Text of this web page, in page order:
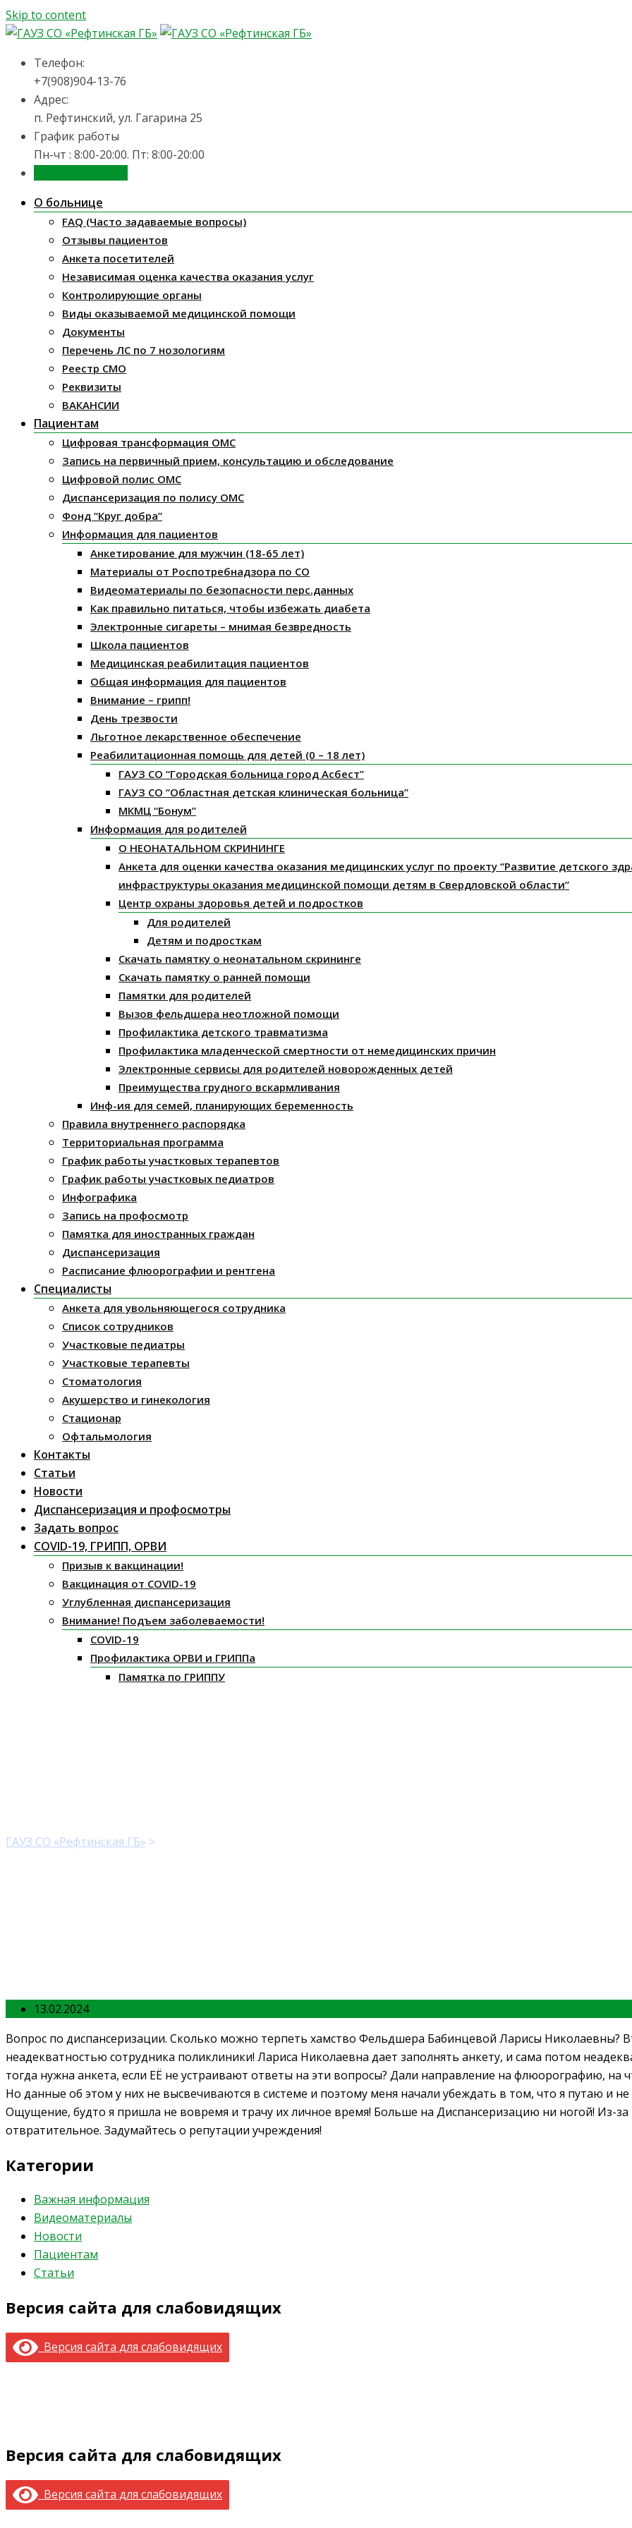
Skip to content
Телефон:
+7(908)904-13-76
Адрес:
п. Рефтинский, ул. Гагарина 25
График работы
Пн-чт : 8:00-20:00. Пт: 8:00-20:00
О больнице
FAQ (Часто задаваемые вопросы)
Отзывы пациентов
Анкета посетителей
Независимая оценка качества оказания услуг
Контролирующие органы
Виды оказываемой медицинской помощи
Документы
Перечень ЛС по 7 нозологиям
Реестр СМО
Реквизиты
ВАКАНСИИ
Пациентам
Цифровая трансформация ОМС
Запись на первичный прием, консультацию и обследование
Цифровой полис ОМС
Диспансеризация по полису ОМС
Фонд “Круг добра”
Информация для пациентов
Анкетирование для мужчин (18-65 лет)
Материалы от Роспотребнадзора по СО
Видеоматериалы по безопасности перс.данных
Как правильно питаться, чтобы избежать диабета
Электронные сигареты – мнимая безвредность
Школа пациентов
Медицинская реабилитация пациентов
Общая информация для пациентов
Внимание – грипп!
День трезвости
Льготное лекарственное обеспечение
Реабилитационная помощь для детей (0 – 18 лет)
ГАУЗ СО “Городская больница город Асбест”
ГАУЗ СО “Областная детская клиническая больница”
МКМЦ “Бонум”
Информация для родителей
О НЕОНАТАЛЬНОМ СКРИНИНГЕ
Анкета для оценки качества оказания медицинских услуг по проекту “Развитие детского
инфраструктуры оказания медицинской помощи детям в Свердловской области”
Центр охраны здоровья детей и подростков
Для родителей
Детям и подросткам
Скачать памятку о неонатальном скрининге
Скачать памятку о ранней помощи
Памятки для родителей
Вызов фельдшера неотложной помощи
Профилактика детского травматизма
Профилактика младенческой смертности от немедицинских причин
Электронные сервисы для родителей новорожденных детей
Преимущества грудного вскармливания
Инф-ия для семей, планирующих беременность
Правила внутреннего распорядка
Территориальная программа
График работы участковых терапевтов
График работы участковых педиатров
Инфографика
Запись на профосмотр
Памятка для иностранных граждан
Диспансеризация
Расписание флюорографии и рентгена
Специалисты
Анкета для увольняющегося сотрудника
Список сотрудников
Участковые педиатры
Участковые терапевты
Стоматология
Акушерство и гинекология
Стационар
Офтальмология
Контакты
Статьи
Новости
Диспансеризация и профосмотры
Задать вопрос
COVID-19, ГРИПП, ОРВИ
Призыв к вакцинации!
Вакцинация от COVID-19
Углубленная диспансеризация
Внимание! Подъем заболеваемости!
COVID-19
Профилактика ОРВИ и ГРИППа
Памятка по ГРИППУ
ГАУЗ СО «Рефтинская ГБ» >
13.02.2024
Вопрос по диспансеризации. Сколько можно терпеть хамство Фельдшера Бабинцевой Ларисы Николаевны?
неадекватностью сотрудника поликлиники! Лариса Николаевна дает заполнять анкету, и сама потом
тогда нужна анкета, если ЕЁ не устраивают ответы на эти вопросы? Дали направление на флюорографию, на
Но данные об этом у них не высвечиваются в системе и поэтому меня начали убеждать в том, что я путаю и
Ощущение, будто я пришла не вовремя и трачу их личное время! Больше на Диспансеризацию ни ногой! Из-
отвратительное. Задумайтесь о репутации учреждения!
Категории
Важная информация
Видеоматериалы
Новости
Пациентам
Статьи
Версия сайта для слабовидящих
Версия сайта для слабовидящих
Версия сайта для слабовидящих
Версия сайта для слабовидящих